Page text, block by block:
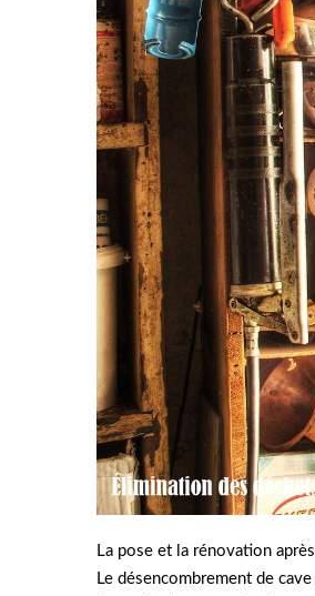
La pose et la rénovation
Le désencombrement de